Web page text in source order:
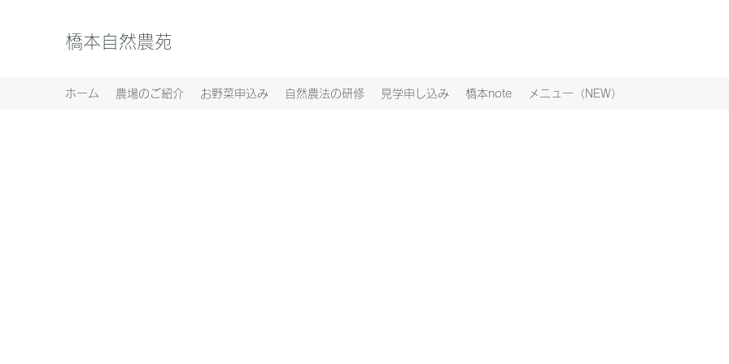
橋本自然農苑
ホーム 農場のご紹介 お野菜申込み 自然農法の研修 見学申し込み 橋本note メニュー（NEW）